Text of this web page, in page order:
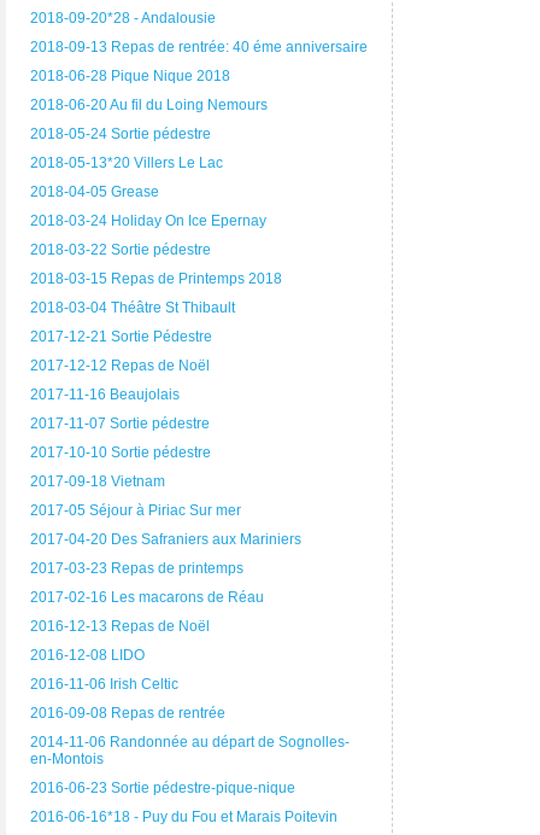
2018-09-20*28 - Andalousie
2018-09-13 Repas de rentrée: 40 éme anniversaire
2018-06-28 Pique Nique 2018
2018-06-20 Au fil du Loing Nemours
2018-05-24 Sortie pédestre
2018-05-13*20 Villers Le Lac
2018-04-05 Grease
2018-03-24 Holiday On Ice Epernay
2018-03-22 Sortie pédestre
2018-03-15 Repas de Printemps 2018
2018-03-04 Théâtre St Thibault
2017-12-21 Sortie Pédestre
2017-12-12 Repas de Noël
2017-11-16 Beaujolais
2017-11-07 Sortie pédestre
2017-10-10 Sortie pédestre
2017-09-18 Vietnam
2017-05 Séjour à Piriac Sur mer
2017-04-20 Des Safraniers aux Mariniers
2017-03-23 Repas de printemps
2017-02-16 Les macarons de Réau
2016-12-13 Repas de Noël
2016-12-08 LIDO
2016-11-06 Irish Celtic
2016-09-08 Repas de rentrée
2014-11-06 Randonnée au départ de Sognolles-
en-Montois
2016-06-23 Sortie pédestre-pique-nique
2016-06-16*18 - Puy du Fou et Marais Poitevin